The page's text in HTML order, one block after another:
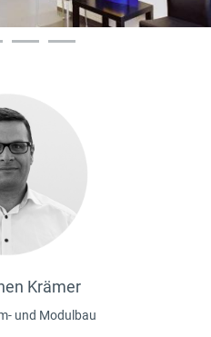
Krämer
und Modulbau